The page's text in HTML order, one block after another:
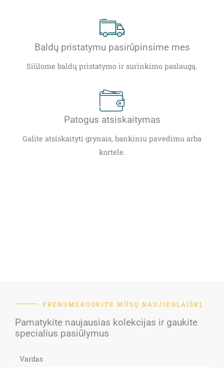
Baldų pristatymu pasirūpinsime mes
Siūlome baldų pristatymo ir surinkimo paslaugą.
Patogus atsiskaitymas
Galite atsiskaityti grynais, bankiniu pavedimu arba
kortele.
PRENUMERUOKITE MŪSŲ NAUJIENLAIŠKĮ
Pamatykite naujausias kolekcijas ir gaukite
specialius pasiūlymus